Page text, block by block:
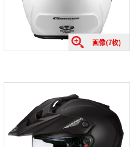
画像(7枚)